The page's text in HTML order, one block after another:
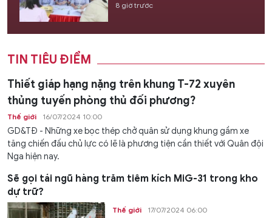
8 giờ trước
TIN TIÊU ĐIỂM
Thiết giáp hạng nặng trên khung T-72 xuyên
thủng tuyến phòng thủ đối phương?
Thế giới 16/07/2024 10:00
GD&TĐ - Những xe bọc thép chở quân sử dụng khung gầm xe
tăng chiến đấu chủ lực có lẽ là phương tiện cần thiết với Quân đội
Nga hiện nay.
Sẽ gọi tái ngũ hàng trăm tiêm kích MiG-31 trong kho
dự trữ?
Thế giới 17/07/2024 06:00